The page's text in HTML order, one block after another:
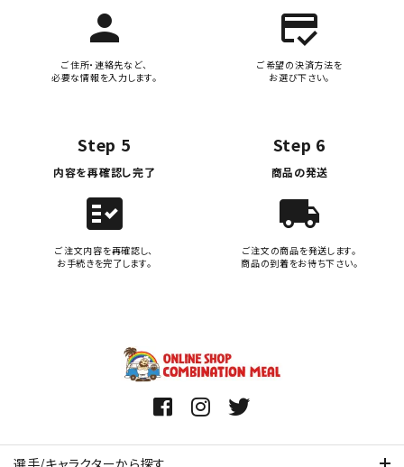
person
ご住所・連絡先など、
必要な情報を入力します。
credit_score
ご希望の決済方法を
お選び下さい。
Step 5
内容を再確認し完了
fact_check
ご注文内容を再確認し、
お手続きを完了します。
Step 6
商品の発送
local_shipping
ご注文の商品を発送します。
商品の到着をお待ち下さい。